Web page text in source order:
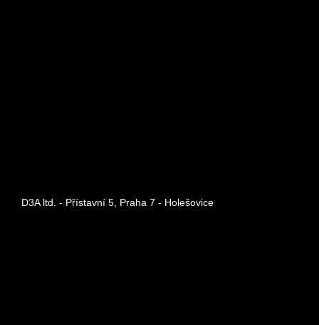
D3A ltd. - Přístavní 5, Praha 7 - Holešovice